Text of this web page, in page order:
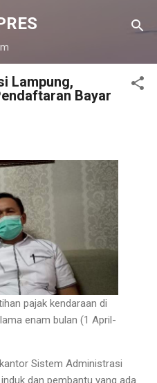
utama
Lampung,
Bayar
pajak kendaraan di
enam bulan (1 April-
Sistem Administrasi
dan pembantu yang ada